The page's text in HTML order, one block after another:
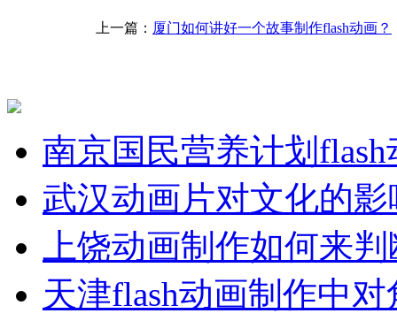
上一篇： 厦门如何讲好一个故事制作flash动画？
南京国民营养计划
武汉动画片对文化的影
上饶动画制作如何来
天津flash动画制作中